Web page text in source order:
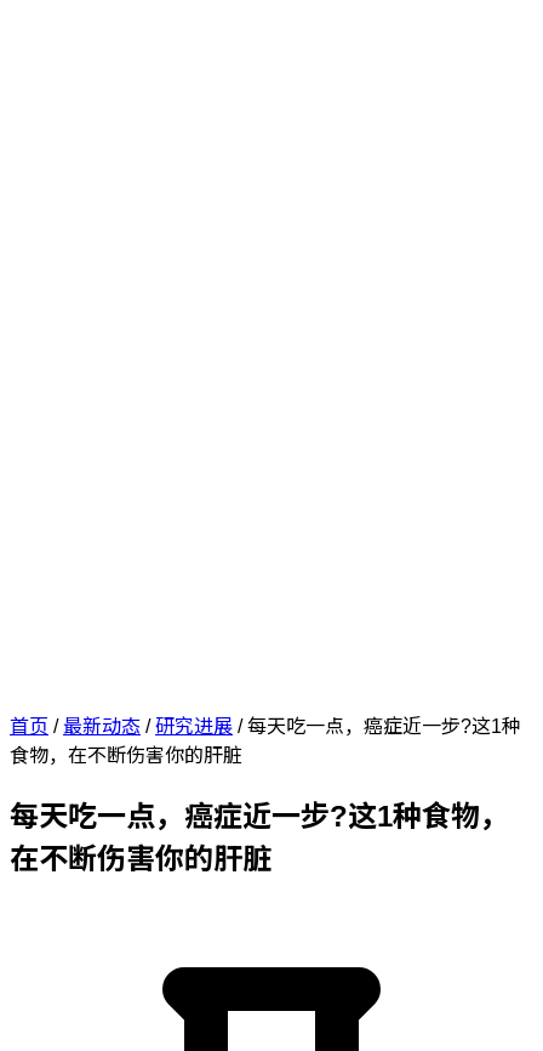
首页 /最新动态/研究进展/每天吃一点，癌症近一步?这1种
食物，在不断伤害你的肝脏
每天吃一点，癌症近一步?这1种食物，
在不断伤害你的肝脏